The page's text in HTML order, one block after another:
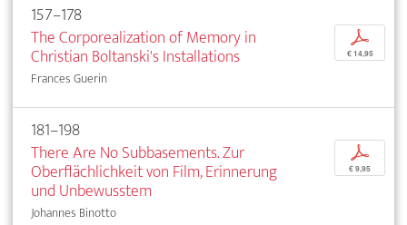
157–178
The Corporealization of Memory in
Christian Boltanski's Installations
Frances Guerin
p
€ 14,95
181–198
There Are No Subbasements. Zur
Oberflächlichkeit von Film, Erinnerung
und Unbewusstem
Johannes Binotto
p
€ 9,95